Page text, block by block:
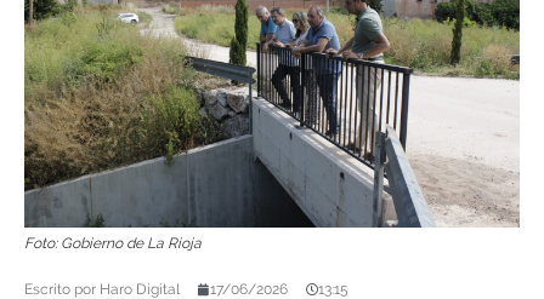
Foto: Gobierno de La Rioja
Escrito por Haro Digital 17/06/2026 13:15